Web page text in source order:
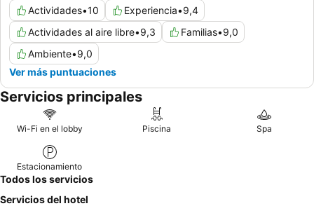
Actividades•10 Experiencia•9,4
Actividades al aire libre•9,3 Familias•9,0
Ambiente•9,0
Ver más puntuaciones
Servicios principales
Wi-Fi en el lobby Piscina Spa
Estacionamiento
Todos los servicios
Servicios del hotel